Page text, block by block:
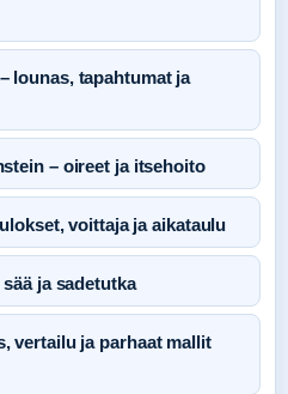
lounas, tapahtumat ja
– oireet ja itsehoito
voittaja ja aikataulu
ja sadetutka
vertailu ja parhaat mallit